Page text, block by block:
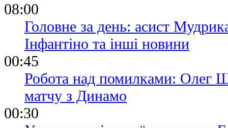
08:00
Головне за день: асист
Інфантіно та інші новини
00:45
Робота над помилками: Олег
матчу з Динамо
00:30